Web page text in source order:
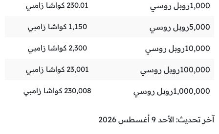
1,000روبل روسي 230.01 كواشا زامبي
5,000روبل روسي 1,150 كواشا زامبي
10,000روبل روسي 2,300 كواشا زامبي
100,000روبل روسي 23,001 كواشا زامبي
1,000,000روبل روسي 230,008 كواشا زامبي
آخر تحديث: الأحد 9 أغسطس 2026